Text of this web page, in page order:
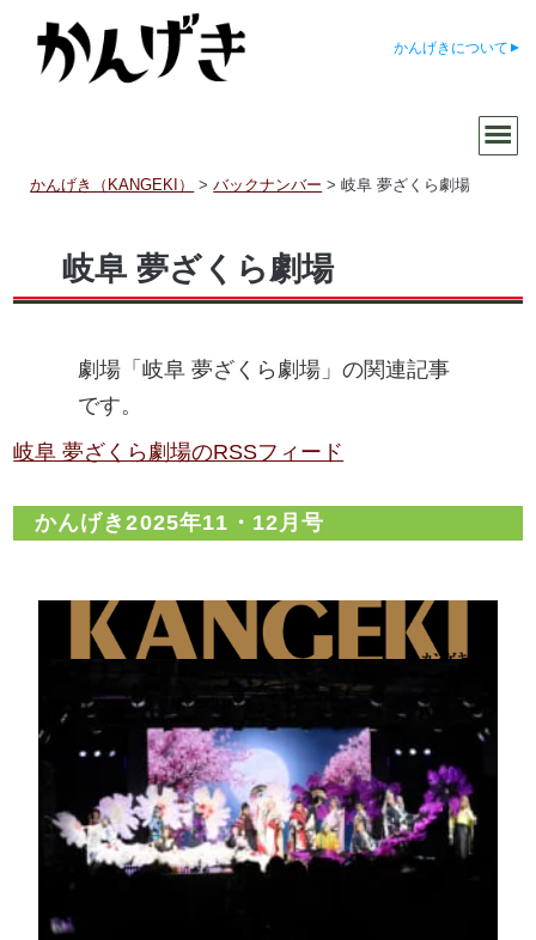
かんげきについて
かんげき（KANGEKI） >バックナンバー >岐阜 夢ざくら劇場
岐阜 夢ざくら劇場
劇場「岐阜 夢ざくら劇場」の関連記事
です。
岐阜 夢ざくら劇場のRSSフィード
かんげき2025年11・12月号